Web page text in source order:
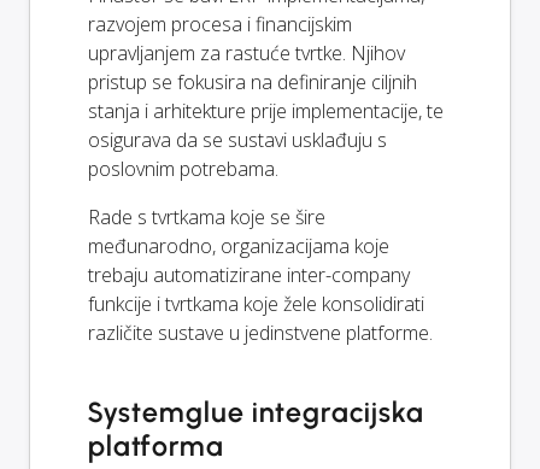
razvojem procesa i financijskim
upravljanjem za rastuće tvrtke. Njihov
pristup se fokusira na definiranje ciljnih
stanja i arhitekture prije implementacije, te
osigurava da se sustavi usklađuju s
poslovnim potrebama.
Rade s tvrtkama koje se šire
međunarodno, organizacijama koje
trebaju automatizirane inter-company
funkcije i tvrtkama koje žele konsolidirati
različite sustave u jedinstvene platforme.
Systemglue integracijska
platforma